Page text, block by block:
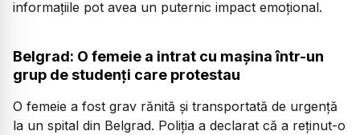
informațiile pot avea un puternic impact emoțional.
Belgrad: O femeie a intrat cu mașina într-un
grup de studenți care protestau
O femeie a fost grav rănită și transportată de urgență
la un spital din Belgrad. Poliția a declarat că a reținut-o